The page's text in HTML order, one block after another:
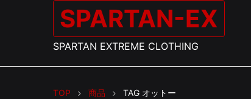
SPARTAN-EX
SPARTAN EXTREME CLOTHING
TOP 商品 TAG オットー